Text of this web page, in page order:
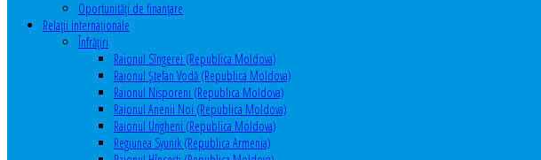
Oportunităţi de finanţare
Relaţii internaţionale
Înfrăţiri
Raionul Sîngerei (Republica Moldova)
Raionul Ștefan Vodă (Republica Moldova)
Raionul Nisporeni (Republica Moldova)
Raionul Anenii Noi (Republica Moldova)
Raionul Ungheni (Republica Moldova)
Regiunea Syunik (Republica Armenia)